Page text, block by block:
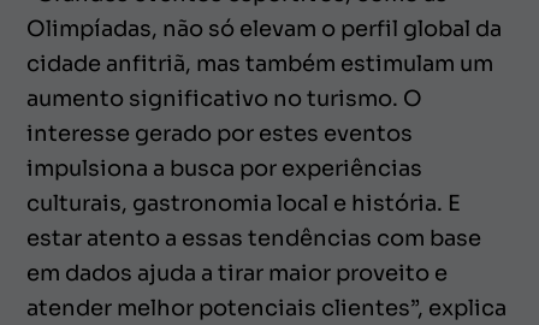
Olimpíadas, não só elevam o perfil global da
cidade anfitriã, mas também estimulam um
aumento significativo no turismo. O
interesse gerado por estes eventos
impulsiona a busca por experiências
culturais, gastronomia local e história. E
estar atento a essas tendências com base
em dados ajuda a tirar maior proveito e
atender melhor potenciais clientes”, explica